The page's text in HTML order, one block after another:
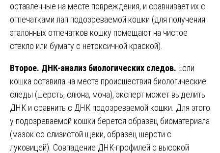
оставленные на месте повреждения, и сравнивает их с
отпечатками лап подозреваемой кошки (для получения
эталонных отпечатков кошку помещают на чистое
стекло или бумагу с нетоксичной краской).
Второе. ДНК-анализ биологических следов. Если
кошка оставила на месте происшествия биологические
следы (шерсть, слюна, моча), эксперт может выделить
ДНК и сравнить с ДНК подозреваемой кошки. Для этого
у подозреваемой кошки берется образец биоматериала
(мазок со слизистой щеки, образец шерсти с
луковицей). Совпадение ДНК-профилей с высокой